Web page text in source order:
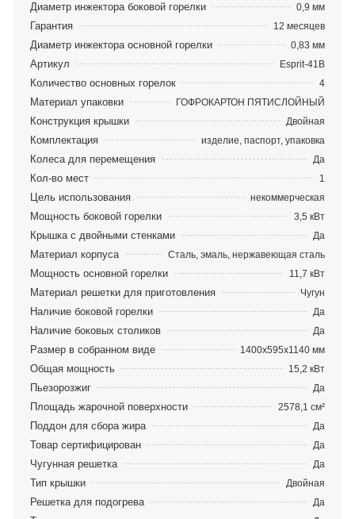
Диаметр инжектора боковой горелки 0,9 мм
Гарантия 12 месяцев
Диаметр инжектора основной горелки 0,83 мм
Артикул Esprit-41B
Количество основных горелок 4
Материал упаковки ГОФРОКАРТОН ПЯТИСЛОЙНЫЙ
Конструкция крышки Двойная
Комплектация изделие, паспорт, упаковка
Колеса для перемещения Да
Кол-во мест 1
Цель использования некоммерческая
Мощность боковой горелки 3,5 кВт
Крышка с двойными стенками Да
Материал корпуса Сталь, эмаль, нержавеющая сталь
Мощность основной горелки 11,7 кВт
Материал решетки для приготовления Чугун
Наличие боковой горелки Да
Наличие боковых столиков Да
Размер в собранном виде 1400х595х1140 мм
Общая мощность 15,2 кВт
Пьезорозжиг Да
Площадь жарочной поверхности 2578,1 см²
Поддон для сбора жира Да
Товар сертифицирован Да
Чугунная решетка Да
Тип крышки Двойная
Решетка для подогрева Да